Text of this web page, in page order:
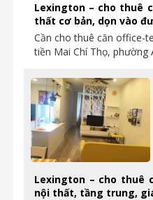
Lexington – cho thuê
thất cơ bản, dọn vào
Cần cho thuê căn office-
tiền Mai Chí Thọ,
Lexington – cho thuê
nội thất, tầng trung,